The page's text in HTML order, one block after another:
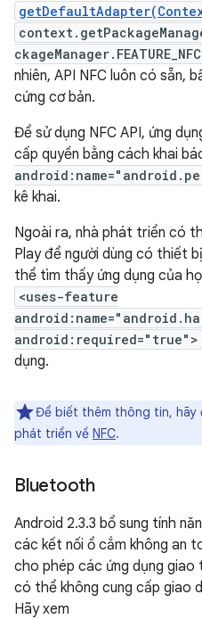
nhiên, API NFC luôn có sẵn,
cứng cơ bản.
Để sử dụng NFC API, ứng
cấp quyền bằng cách khai
kê khai.
Ngoài ra, nhà phát triển có
Play để người dùng có thiết
thể tìm thấy ứng dụng của
<uses-feature
android:required="true">
dụng.
Để biết thêm thông tin, hãy
phát triển về NFC.
Bluetooth
Android 2.3.3 bổ sung tính
các kết nối ổ cắm không an
cho phép các ứng dụng
có thể không cung cấp giao
Hãy xem